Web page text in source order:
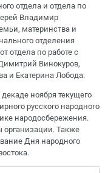
отдела и отдела по
Владимир
материнства и
отделения
отдела по работе с
Винокуров,
и Екатерина Лобода.
ноября текущего
русского народного
народосбережения.
Также
Дня народного